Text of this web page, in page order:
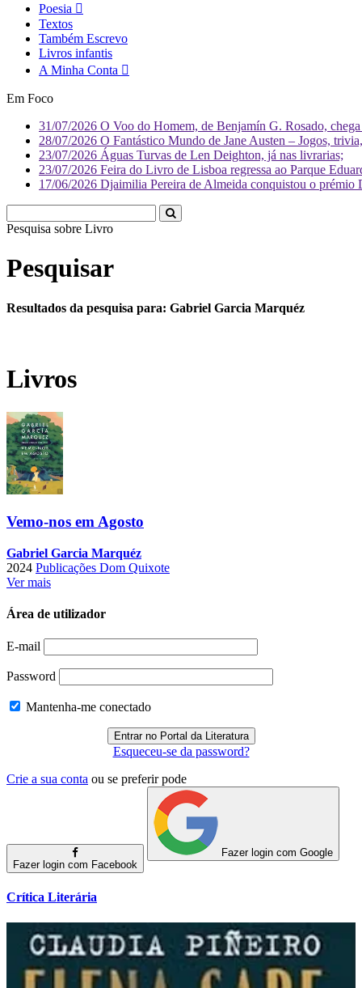
Poesia
Textos
Também Escrevo
Livros infantis
A Minha Conta
Em Foco
31/07/2026 O Voo do Homem, de Benjamín G. Rosado,
28/07/2026 O Fantástico Mundo de Jane Austen – Jogos,
23/07/2026 Águas Turvas de Len Deighton, já nas livrarias;
23/07/2026 Feira do Livro de Lisboa regressa ao Parque
17/06/2026 Djaimilia Pereira de Almeida conquistou o
Pesquisa sobre Liv
Pesquisar
Resultados da pesquisa para: Gabriel Garcia Marquéz
Livros
Vemo-nos em Agosto
Gabriel Garcia Marquéz
2024 Publicações Dom Quixote
Ver mais
Área de utilizador
E-mail
Password
Mantenha-me conectado
Esqueceu-se da password?
Crie a sua conta ou se preferir pode
Fazer login com Facebook
Fazer login com Google
Crítica Literária